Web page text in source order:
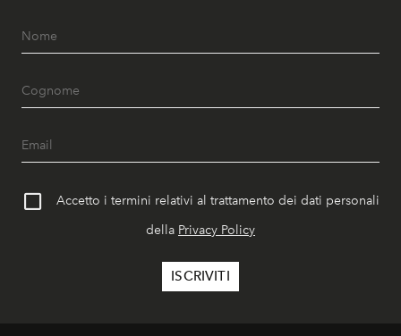
Accetto i termini relativi al trattamento dei dati personali
della Privacy Policy